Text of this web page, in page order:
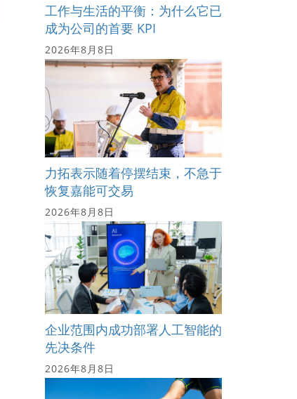
工作与生活的平衡：为什么它已
成为公司的首要 KPI
2026年8月8日
力拓表示随着停摆结束，不急于
恢复嘉能可交易
2026年8月8日
企业范围内成功部署人工智能的
先决条件
2026年8月8日